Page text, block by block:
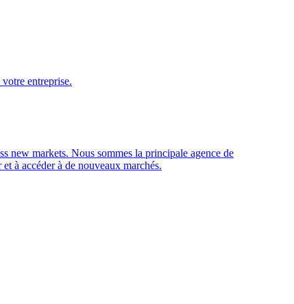
entreprise.
new markets. Nous sommes la principale agence de
à accéder à de nouveaux marchés.